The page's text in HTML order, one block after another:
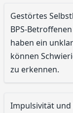
Gestörtes
BPS-
haben ein
können
zu erkennen.
Impulsivität und